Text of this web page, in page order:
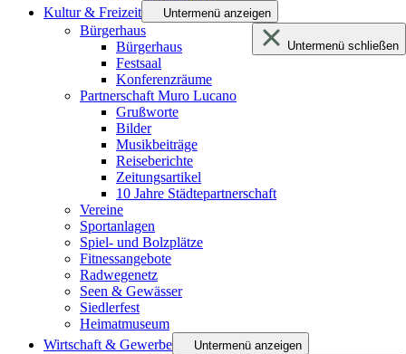
Kultur & Freizeit
Untermenü anzeigen
Untermenü schließen
Bürgerhaus
Bürgerhaus
Festsaal
Konferenzräume
Partnerschaft Muro Lucano
Grußworte
Bilder
Musikbeiträge
Reiseberichte
Zeitungsartikel
10 Jahre Städtepartnerschaft
Vereine
Sportanlagen
Spiel- und Bolzplätze
Fitnessangebote
Radwegenetz
Seen & Gewässer
Siedlerfest
Heimatmuseum
Wirtschaft & Gewerbe
Untermenü anzeigen